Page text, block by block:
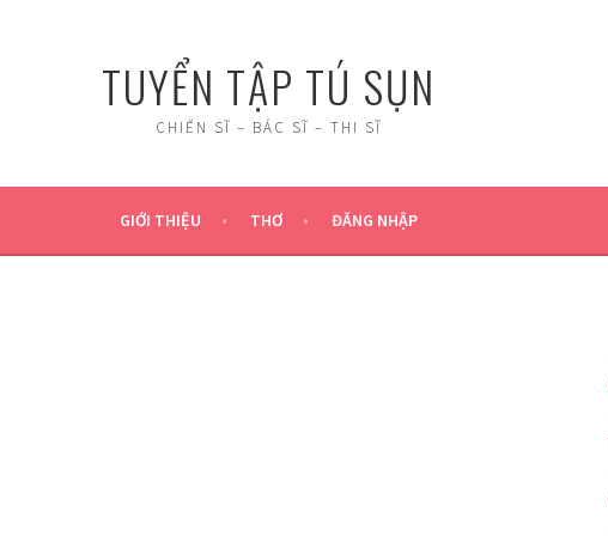
TUYỂN TẬP TÚ SỤN
CHIẾN SĨ – BÁC SĨ – THI SĨ
GIỚI THIỆU THƠ ĐĂNG NHẬP